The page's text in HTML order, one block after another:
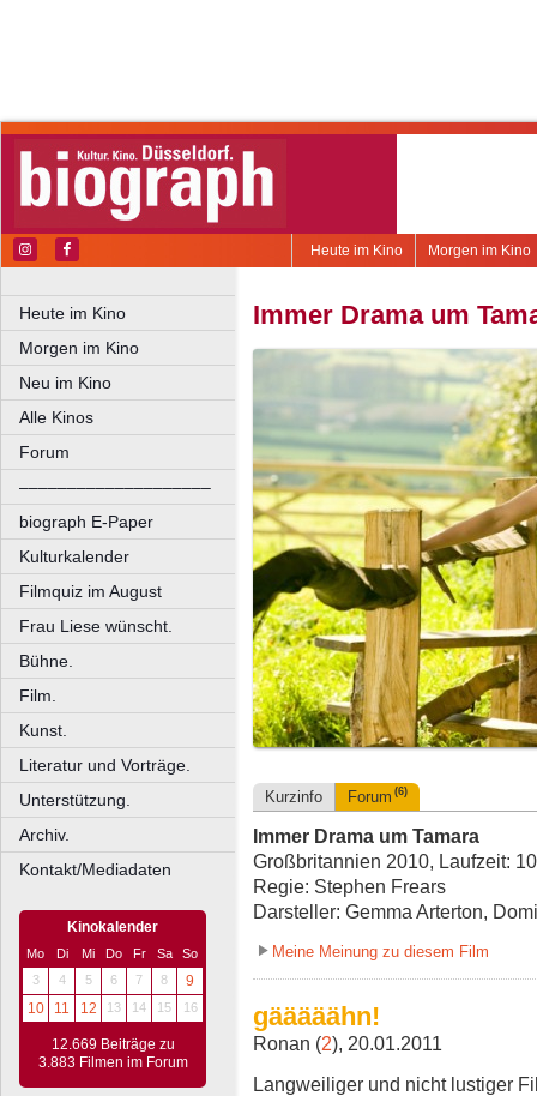
Morgen im Kino
Heute im Kino
Heute im Kino
Morgen im Kino
Neu im Kino
Alle Kinos
Forum
––––––––––––––––––––
biograph E-Paper
Kulturkalender
Filmquiz im August
Frau Liese wünscht.
Bühne.
Film.
Kunst.
Literatur und Vorträge.
Unterstützung.
Archiv.
Kontakt/Mediadaten
Kinokalender
Mo Di Mi Do Fr Sa
So
3
4 5 6 7 8
9
10
11 12 13 14 15 16
12.669 Beiträge zu
3.883 Filmen im Forum
Immer Drama um
Kurzinfo Forum (6)
Immer Drama um Tamara
Großbritannien 2010, Laufzeit:
Regie: Stephen Frears
Darsteller: Gemma Arterton,
Meine Meinung zu diesem Film
gääääähn!
Ronan (2), 20.01.2011
Langweiliger und nicht lustiger